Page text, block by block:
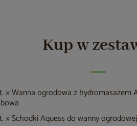
Kup w
× Wanna ogrodowa z hydromasażem
× Schodki Aquess do wanny ogrodowej